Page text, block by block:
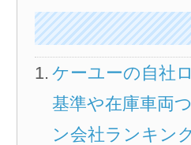
ケーユーの自社
基準や在庫車両
ン会社ランキン